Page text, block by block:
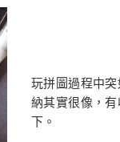
玩拼圖過程中
納其實很像，
下。